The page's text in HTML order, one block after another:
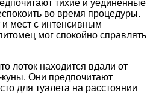
тихие и уединенные
во время процедуры.
мест с интенсивным
мог спокойно справлять
лоток находится вдали от
куны. Они предпочитают
для туалета на расстоянии